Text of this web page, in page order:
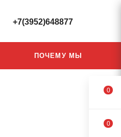
+7(3952)648877
ПОЧЕМУ МЫ
0
0